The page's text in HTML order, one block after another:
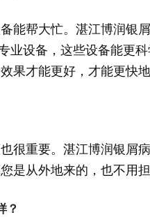
能帮大忙。湛江博润银
业设备，这些设备能更
果才能更好，才能更快
很重要。湛江博润银屑
是从外地来的，也不用担
？